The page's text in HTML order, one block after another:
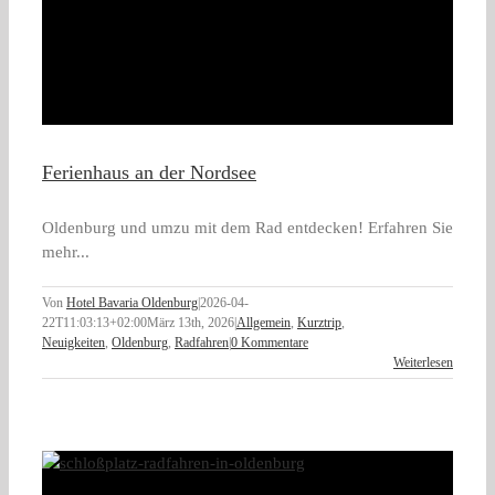
Ferienhaus an der Nordsee
Oldenburg und umzu mit dem Rad entdecken! Erfahren Sie
mehr...
Von Hotel Bavaria Oldenburg2026-04-
22T11:03:13+02:00März 13th, 2026Allgemein, Kurztrip,
Neuigkeiten, Oldenburg, Radfahren0 Kommentare
Weiterlesen